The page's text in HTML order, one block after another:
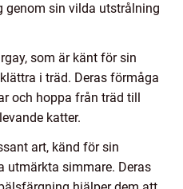
genom sin vilda utstrålning
som är känt för sin
i träd. Deras förmåga
och hoppa från träd till
katter.
art, känd för sin
utmärkta simmare. Deras